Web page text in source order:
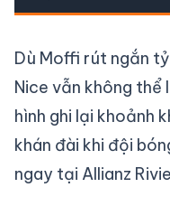
Dù Moffi rút ngắn
Nice vẫn không thể
hình ghi lại khoảnh
khán đài khi đội
ngay tại Allianz